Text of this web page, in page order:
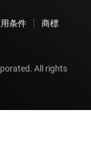
条件
商標
All rights